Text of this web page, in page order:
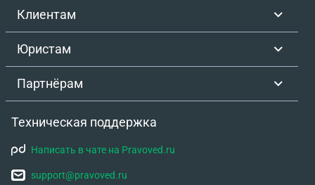
Клиентам
Юристам
Партнёрам
Техническая поддержка
Написать в чате на Pravoved.ru
support@pravoved.ru